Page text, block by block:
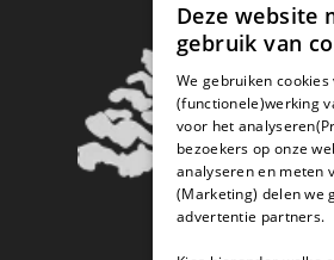
Deze website
gebruik van
We gebruiken cookies
(functionele)werking
voor het
bezoekers op onze
analyseren en meten
(Marketing) delen we
advertentie partners.